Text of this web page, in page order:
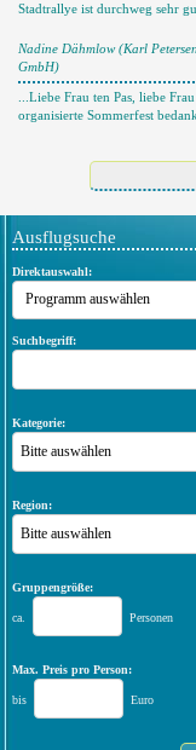
Stadtrallye ist durchweg sehr
Nadine Dähmlow (Karl
GmbH)
...Liebe Frau ten Pas, liebe
organisierte Sommerfest
Ausflugsuche
Direktauswahl:
Suchbegriff:
Kategorie:
Bitte auswählen
Region:
Bitte auswählen
Gruppengröße:
ca. Personen
Max. Preis pro Person:
bis Euro